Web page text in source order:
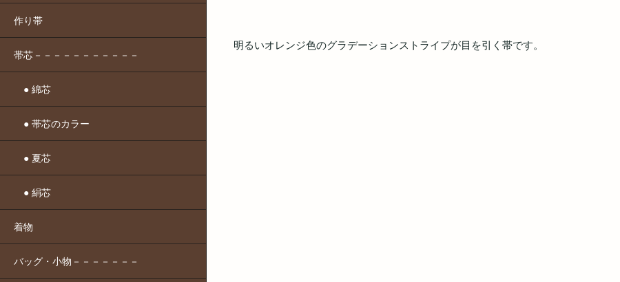
作り帯
帯芯－－－－－－－－－－－
● 綿芯
● 帯芯のカラー
● 夏芯
● 絹芯
着物
バッグ・小物－－－－－－－
明るいオレンジ色のグラデーションストライプが目を引く帯です。